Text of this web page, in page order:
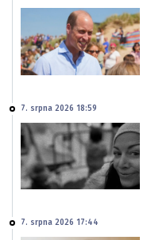
7. srpna 2026 18:59
7. srpna 2026 17:44